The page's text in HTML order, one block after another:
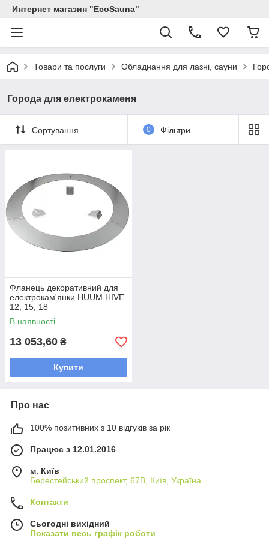
Интернет магазин "EcoSauna"
Товари та послуги Обладнання для лазні, сауни
Города для електрокаменя
Сортування 0 Фільтри
Фланець декоративний для
електрокам'янки HUUM HIVE
12, 15, 18
В наявності
13 053,60 ₴
Купити
Про нас
100% позитивних з 10 відгуків за рік
Працює з 12.01.2016
м. Київ
Берестейський проспект, 67В, Київ, Україна
Контакти
Сьогодні вихідний
Показати весь графік роботи